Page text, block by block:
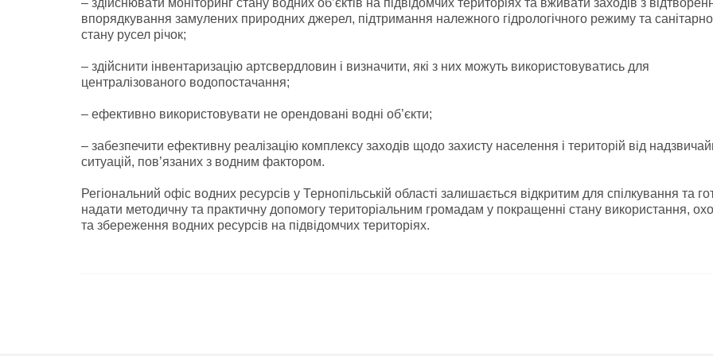
– здійснювати моніторинг стану водних об’єктів на підвідомчих територіях та вживати заходів з
впорядкування замулених природних джерел, підтримання належного гідрологічного режиму та
стану русел річок;
– здійснити інвентаризацію артсвердловин і визначити, які з них можуть використовуватись для
централізованого водопостачання;
– ефективно використовувати не орендовані водні об’єкти;
– забезпечити ефективну реалізацію комплексу заходів щодо захисту населення і територій від
ситуацій, пов’язаних з водним фактором.
Регіональний офіс водних ресурсів у Тернопільській області залишається відкритим для спілкування та
надати методичну та практичну допомогу територіальним громадам у покращенні стану використання,
та збереження водних ресурсів на підвідомчих територіях.